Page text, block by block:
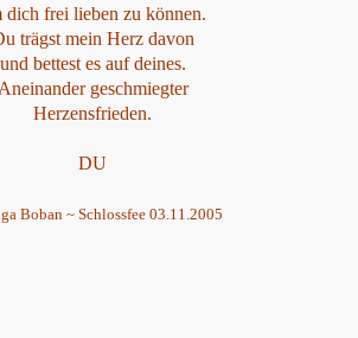
dich frei lieben zu können.
trägst mein Herz davon
und bettest es auf deines.
Aneinander geschmiegter
Herzensfrieden.
DU
Boban ~ Schlossfee 03.11.2005